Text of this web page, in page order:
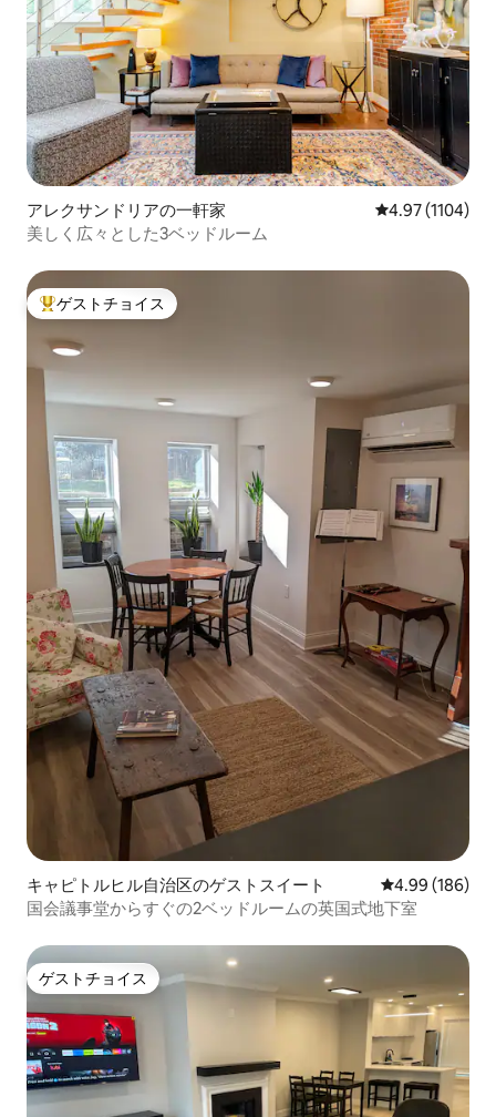
アレクサンドリアの一軒家 レビュー1104
4.97 (1104)
美しく広々とした3ベッドルーム
大好評のゲストチョイスです。
ゲストチョイス
キャピトルヒル自治区のゲストスイート レビュー186
4.99 (186)
国会議事堂からすぐの2ベッドルームの英国式地下室
ゲストチョイス
ゲストチョイス